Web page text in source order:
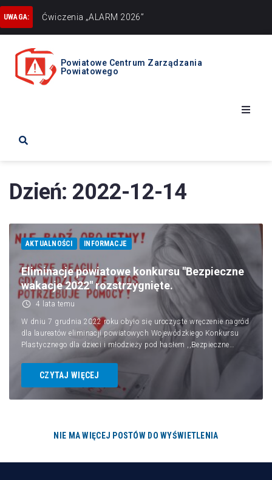
UWAGA: Ćwiczenia „ALARM 2026”
Uwaga UPAŁY
Powiatowe Centrum Zarządzania
Powiatowego
Obrona cywilna
Obronność
Kontakt
Dzień: 2022-12-14
AKTUALNOŚCI INFORMACJE
Eliminacje powiatowe konkursu "Bezpieczne
wakacje 2022" rozstrzygnięte.
4 lata temu
W dniu 7 grudnia 2022 roku obyło się uroczyste wręczenie nagród
dla laureatów eliminacji powiatowych Wojewódzkiego Konkursu
Plastycznego dla dzieci i młodzieży pod hasłem ,,Bezpieczne…
CZYTAJ WIĘCEJ
NIE MA WIĘCEJ POSTÓW DO WYŚWIETLENIA